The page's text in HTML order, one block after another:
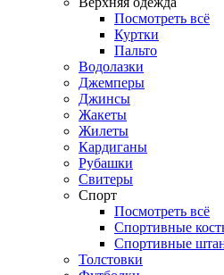
Посмотреть всё
Куртки
Пальто
Водолазки
Джемперы
Джинсы
Жакеты
Жилеты
Кардиганы
Рубашки
Свитеры
Спорт
Посмотреть всё
Спортивные
Спортивные
Толстовки